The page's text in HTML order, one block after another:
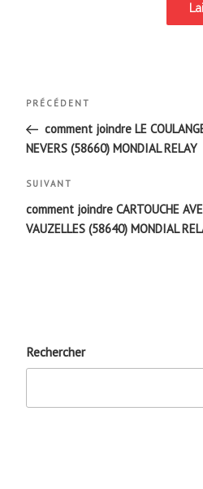
Navigation
de
l’article
Article
précédent
PRÉCÉDENT
comment joindre LE
NEVERS (58660) MONDIAL RELAY
Article
suivant
SUIVANT
comment joindre CARTOUCHE
VAUZELLES (58640) MONDIAL
Rechercher